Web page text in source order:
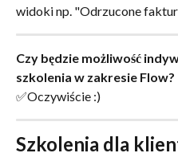
widoki np. "Odrzucone
Czy będzie możliwość
szkolenia w zakresie Flow?
✅Oczywiście :)
Szkolenia dla